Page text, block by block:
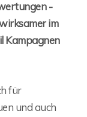
-
im
Kampagnen
für
und auch